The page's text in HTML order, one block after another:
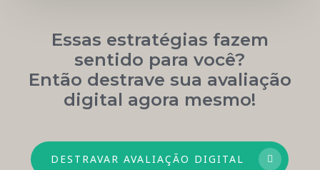
Essas estratégias fazem
sentido para você?
Então destrave sua avaliação
digital agora mesmo!
DESTRAVAR AVALIAÇÃO DIGITAL